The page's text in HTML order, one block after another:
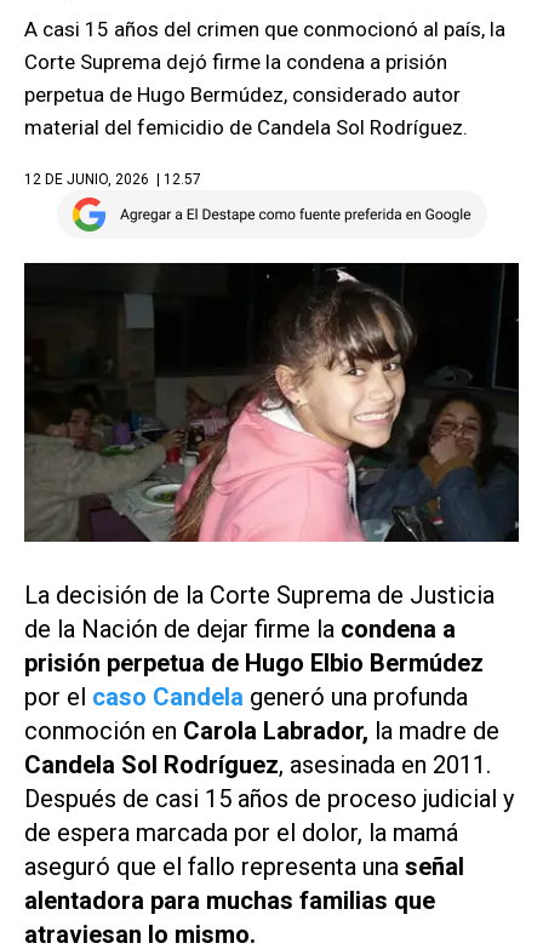
A casi 15 años del crimen que conmocionó al país, la
Corte Suprema dejó firme la condena a prisión
perpetua de Hugo Bermúdez, considerado autor
material del femicidio de Candela Sol Rodríguez.
12 DE JUNIO, 2026 | 12.57
La decisión de la Corte Suprema de Justicia
de la Nación de dejar firme la condena a
prisión perpetua de Hugo Elbio Bermúdez
por el caso Candela generó una profunda
conmoción en Carola Labrador, la madre de
Candela Sol Rodríguez, asesinada en 2011.
Después de casi 15 años de proceso judicial y
de espera marcada por el dolor, la mamá
aseguró que el fallo representa una señal
alentadora para muchas familias que
atraviesan lo mismo.